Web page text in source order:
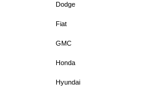
Dodge
Fiat
GMC
Honda
Hyundai